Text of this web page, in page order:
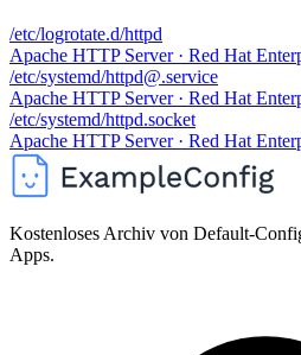
/etc/logrotate.d/httpd
Apache HTTP Server · Red Hat
/etc/systemd/httpd@.service
Apache HTTP Server · Red Hat
/etc/systemd/httpd.socket
Apache HTTP Server · Red Hat
Kostenloses Archiv von Default-
Apps.